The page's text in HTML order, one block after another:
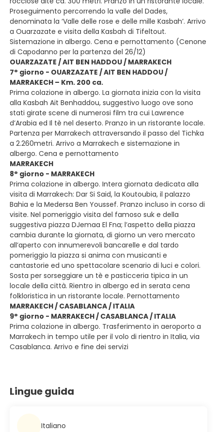
Proseguimento percorrendo la valle del Dades,
denominata la ‘Valle delle rose e delle mille Kasbah’. Arrivo
a Ouarzazate e visita della Kasbah di Tifeltout.
Sistemazione in albergo. Cena e pernottamento (Cenone
di Capodanno per la partenza del 26/12)
OUARZAZATE / AIT BEN HADDOU / MARRAKECH
7° giorno - OUARZAZATE / AIT BEN HADDOU /
MARRAKECH – Km. 200 ca.
Prima colazione in albergo. La giornata inizia con la visita
alla Kasbah Ait Benhaddou, suggestivo luogo ove sono
stati girate scene di numerosi film tra cui Lawrence
d’Arabia ed Il tè nel deserto. Pranzo in un ristorante locale.
Partenza per Marrakech attraversando il passo del Tichka
a 2.260metri. Arrivo a Marrakech e sistemazione in
albergo. Cena e pernottamento
MARRAKECH
8° giorno - MARRAKECH
Prima colazione in albergo. Intera giornata dedicata alla
visita di Marrakech: Dar Si Said, la Koutoubia, il palazzo
Bahia e la Medersa Ben Youssef. Pranzo incluso in corso di
visite. Nel pomeriggio visita del famoso suk e della
suggestiva piazza DJemaa El Fna; l’aspetto della piazza
cambia durante la giornata, di giorno un vero mercato
all’aperto con innumerevoli bancarelle e dal tardo
pomeriggio la piazza si anima con musicanti e
cantastorie ed uno spettacolare scenario di luci e colori.
Sosta per sorseggiare un tè e pasticceria tipica in un
locale della città. Rientro in albergo ed in serata cena
folkloristica in un ristorante locale. Pernottamento
MARRAKECH / CASABLANCA / ITALIA
9° giorno - MARRAKECH / CASABLANCA / ITALIA
Prima colazione in albergo. Trasferimento in aeroporto a
Marrakech in tempo utile per il volo di rientro in Italia, via
Casablanca. Arrivo e fine dei servizi
Lingue guida
Italiano